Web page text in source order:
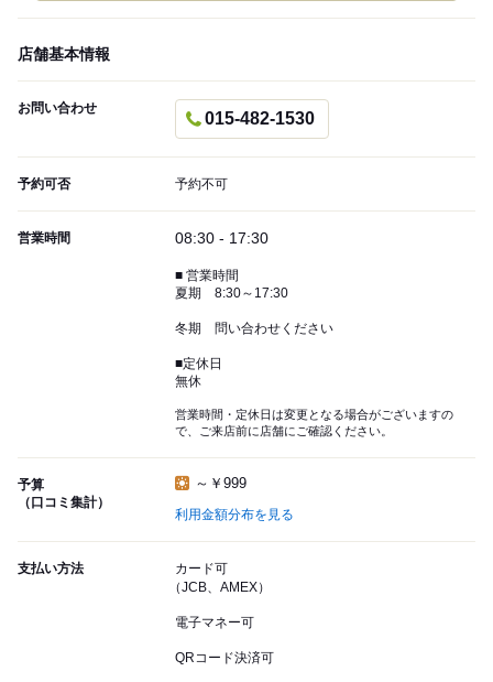
店舗基本情報
お問い合わせ
015-482-1530
予約可否 予約不可
営業時間 08:30 - 17:30
■ 営業時間
夏期 8:30～17:30
冬期 問い合わせください
■定休日
無休
営業時間・定休日は変更となる場合がございますの
で、ご来店前に店舗にご確認ください。
予算
（口コミ集計）
～￥999
利用金額分布を見る
支払い方法
カード可
（JCB、AMEX）
電子マネー可
QRコード決済可